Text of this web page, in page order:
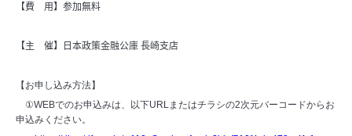
【費 用】参加無料
【主 催】日本政策金融公庫 長崎支店
【お申し込み方法】
①WEBでのお申込みは、以下URL またはチラシの2次元バーコードからお
申込みください。